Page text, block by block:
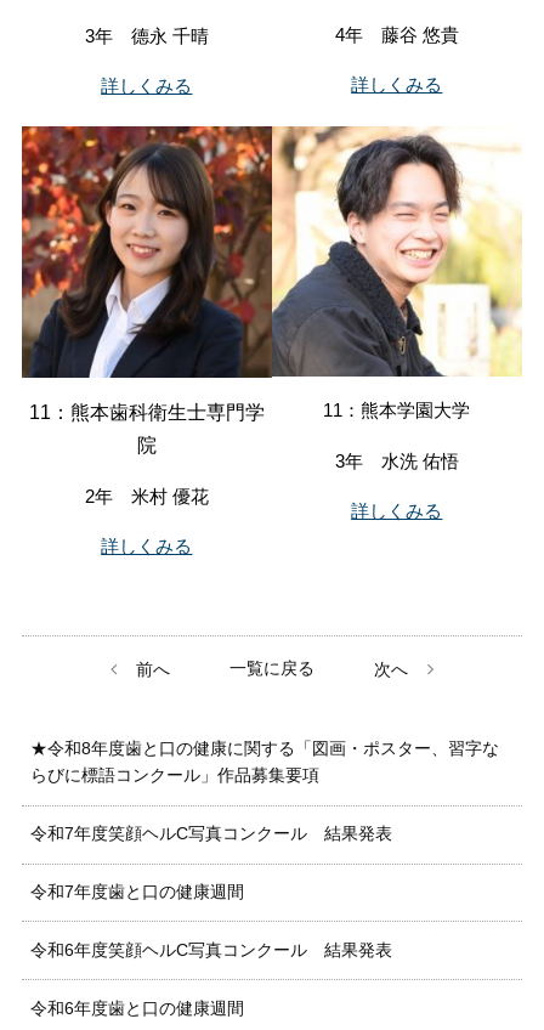
3年 德永 千晴
詳しくみる
4年 藤谷 悠貴
詳しくみる
11：熊本歯科衛生士専門学
院
2年 米村 優花
詳しくみる
11：熊本学園大学
3年 水洗 佑悟
詳しくみる
前へ 一覧に戻る 次へ
★令和8年度歯と口の健康に関する「図画・ポスター、習字な
らびに標語コンクール」作品募集要項
令和7年度笑顔ヘルC写真コンクール 結果発表
令和7年度歯と口の健康週間
令和6年度笑顔ヘルC写真コンクール 結果発表
令和6年度歯と口の健康週間